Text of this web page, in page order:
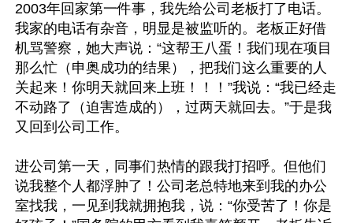
2003年回家第一件事，我先给公司老板打了电话。
我家的电话有杂音，明显是被监听的。老板正好借
机骂警察，她大声说：“这帮王八蛋！我们现在项目
那么忙（申奥成功的结果），把我们这么重要的人
关起来！你明天就回来上班！！！”我说：“我已经走
不动路了（迫害造成的），过两天就回去。”于是我
又回到公司工作。
进公司第一天，同事们热情的跟我打招呼。但他们
说我整个人都浮肿了！公司老总特地来到我的办公
室找我，一见到我就拥抱我，说：“你受苦了！你是